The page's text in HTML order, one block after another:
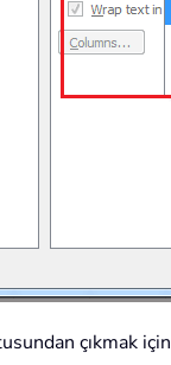
çıkmak için